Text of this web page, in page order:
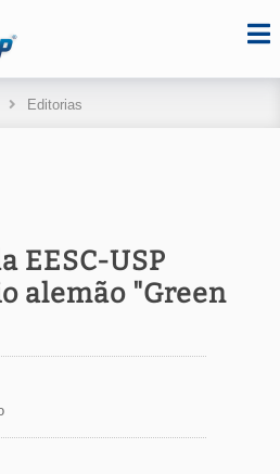
Editorias
EESC-USP
alemão "Green